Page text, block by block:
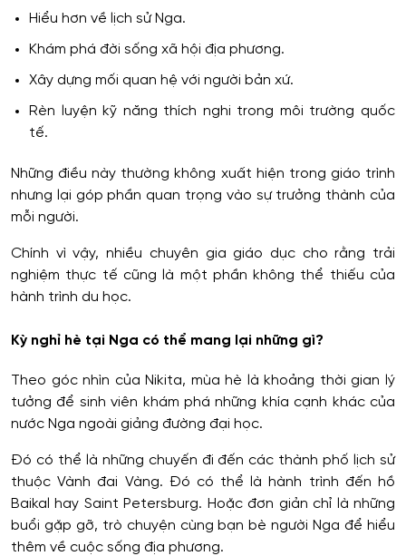
Hiểu hơn về lịch sử Nga.
Khám phá đời sống xã hội địa phương.
Xây dựng mối quan hệ với người bản xứ.
Rèn luyện kỹ năng thích nghi trong môi trường quốc
tế.
Những điều này thường không xuất hiện trong giáo trình
nhưng lại góp phần quan trọng vào sự trưởng thành của
mỗi người.
Chính vì vậy, nhiều chuyên gia giáo dục cho rằng trải
nghiệm thực tế cũng là một phần không thể thiếu của
hành trình du học.
Kỳ nghỉ hè tại Nga có thể mang lại những gì?
Theo góc nhìn của Nikita, mùa hè là khoảng thời gian lý
tưởng để sinh viên khám phá những khía cạnh khác của
nước Nga ngoài giảng đường đại học.
Đó có thể là những chuyến đi đến các thành phố lịch sử
thuộc Vành đai Vàng. Đó có thể là hành trình đến hồ
Baikal hay Saint Petersburg. Hoặc đơn giản chỉ là những
buổi gặp gỡ, trò chuyện cùng bạn bè người Nga để hiểu
thêm về cuộc sống địa phương.